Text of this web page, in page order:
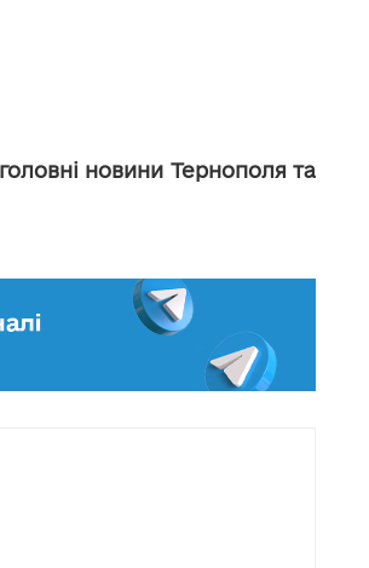
новини Тернополя та